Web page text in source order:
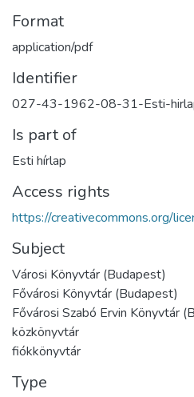
Format
application/pdf
Identifier
027-43-1962-08-31-Esti-
Is part of
Esti hírlap
Access rights
https://creativecommons.org/
Subject
Városi Könyvtár (Budapest)
Fővárosi Könyvtár (Budapest)
Fővárosi Szabó Ervin Könyvtár
közkönyvtár
fiókkönyvtár
Type